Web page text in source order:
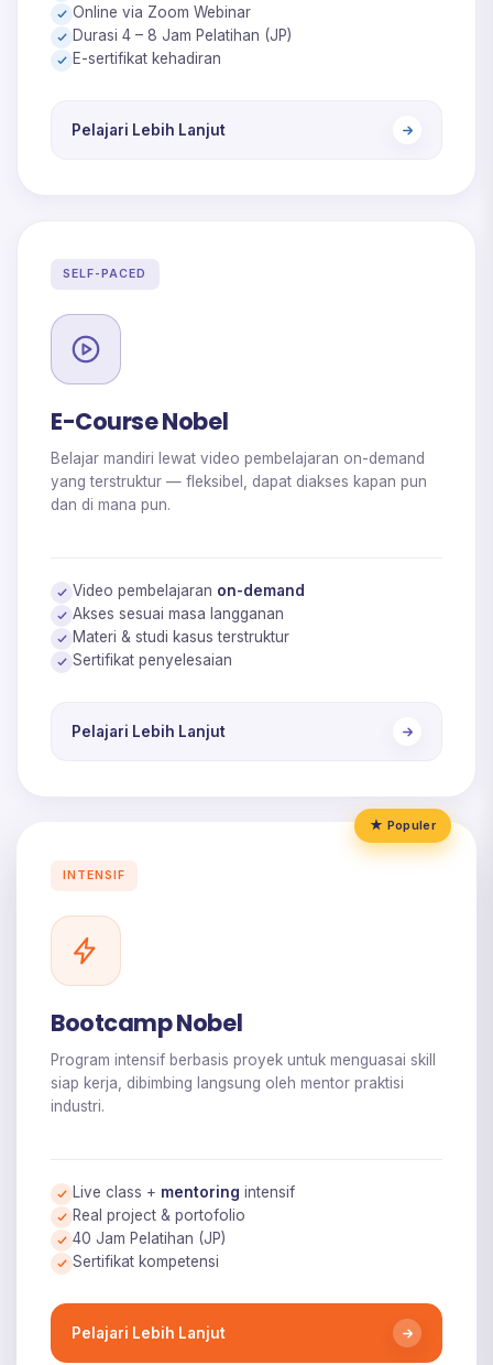
Online via Zoom Webinar
Durasi 4 – 8 Jam Pelatihan (JP)
E-sertifikat kehadiran
Pelajari Lebih Lanjut
SELF-PACED
E-Course Nobel
Belajar mandiri lewat video pembelajaran on-demand
yang terstruktur — fleksibel, dapat diakses kapan pun
dan di mana pun.
Video pembelajaran on-demand
Akses sesuai masa langganan
Materi & studi kasus terstruktur
Sertifikat penyelesaian
Pelajari Lebih Lanjut
★ Populer
INTENSIF
Bootcamp Nobel
Program intensif berbasis proyek untuk menguasai skill
siap kerja, dibimbing langsung oleh mentor praktisi
industri.
Live class + mentoring intensif
Real project & portofolio
40 Jam Pelatihan (JP)
Sertifikat kompetensi
Pelajari Lebih Lanjut